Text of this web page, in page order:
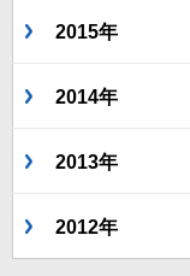
2015年
2014年
2013年
2012年